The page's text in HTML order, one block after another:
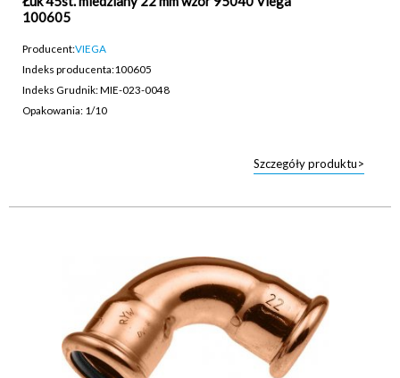
100605
Producent:VIEGA
Indeks producenta:100605
Indeks Grudnik: MIE-023-0048
Opakowania: 1/10
Szczegóły produktu>